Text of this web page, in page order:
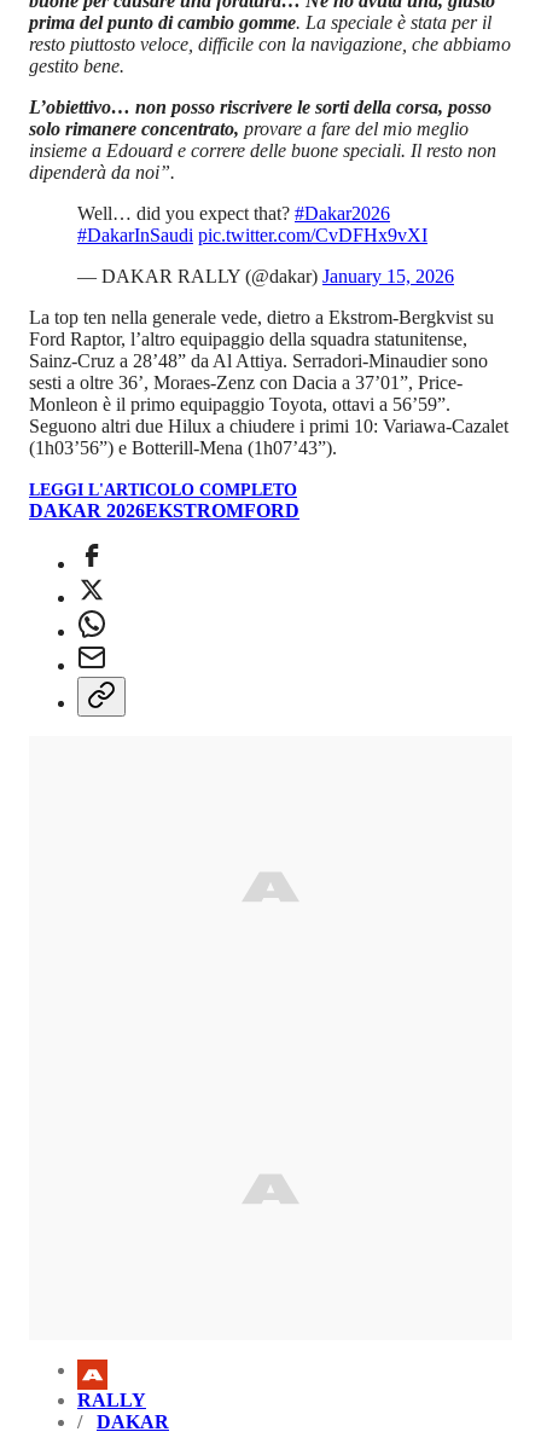
prima del punto di cambio gomme. La speciale è stata per il
resto piuttosto veloce, difficile con la navigazione, che abbiamo
gestito bene.
L’obiettivo… non posso riscrivere le sorti della corsa, posso
solo rimanere concentrato, provare a fare del mio meglio
insieme a Edouard e correre delle buone speciali. Il resto non
dipenderà da noi”.
Well… did you expect that? #Dakar2026
#DakarInSaudi pic.twitter.com/CvDFHx9vXI
— DAKAR RALLY (@dakar) January 15, 2026
La top ten nella generale vede, dietro a Ekstrom-Bergkvist su
Ford Raptor, l’altro equipaggio della squadra statunitense,
Sainz-Cruz a 28’48” da Al Attiya. Serradori-Minaudier sono
sesti a oltre 36’, Moraes-Zenz con Dacia a 37’01”, Price-
Monleon è il primo equipaggio Toyota, ottavi a 56’59”.
Seguono altri due Hilux a chiudere i primi 10: Variawa-Cazalet
(1h03’56”) e Botterill-Mena (1h07’43”).
LEGGI L'ARTICOLO COMPLETO
DAKAR 2026EKSTROMFORD
RALLY
DAKAR